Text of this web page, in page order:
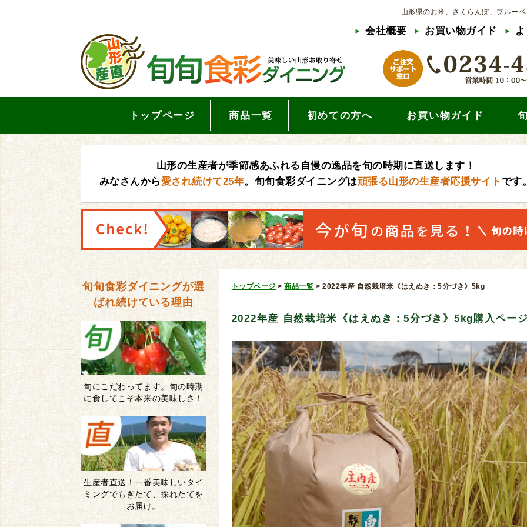
山形県のお米、さくらんぼ、ブルー
会社概要 お買い物ガイド
トップページ 商品一覧 初めての方へ お買い物ガイド
山形の生産者が季節感あふれる自慢の逸品を旬の時期に直送します！
みなさんから愛され続けて25年。旬旬食彩ダイニングは頑張る山形の生産者応援サイト です
トップページ >商品一覧 > 2022年産 自然栽培米《はえぬき：5分づき》5kg
2022年産 自然栽培米《はえぬき：5分づき》5kg購入ペー
旬旬食彩ダイニングが選
ばれ続けている理由
旬にこだわってます。旬の時期
に食してこそ本来の美味しさ！
生産者直送！一番美味しいタイ
ミングでもぎたて、採れたてを
お届け。